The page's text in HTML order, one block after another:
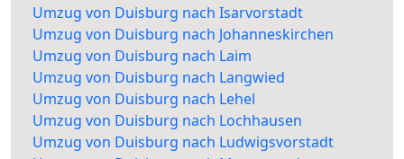
Umzug von Duisburg nach Isarvorstadt
Umzug von Duisburg nach Johanneskirchen
Umzug von Duisburg nach Laim
Umzug von Duisburg nach Langwied
Umzug von Duisburg nach Lehel
Umzug von Duisburg nach Lochhausen
Umzug von Duisburg nach Ludwigsvorstadt